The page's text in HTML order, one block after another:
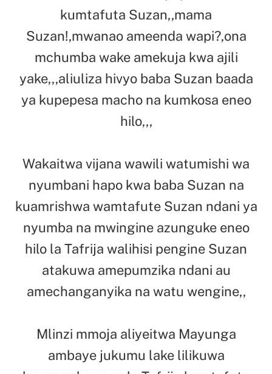
kumtafuta Suzan,,mama
Suzan!,mwanao ameenda wapi?,ona
mchumba wake amekuja kwa ajili
yake,,,aliuliza hivyo baba Suzan baada
ya kupepesa macho na kumkosa eneo
hilo,,,
Wakaitwa vijana wawili watumishi wa
nyumbani hapo kwa baba Suzan na
kuamrishwa wamtafute Suzan ndani ya
nyumba na mwingine azunguke eneo
hilo la Tafrija walihisi pengine Suzan
atakuwa amepumzika ndani au
amechanganyika na watu wengine,,
Mlinzi mmoja aliyeitwa Mayunga
ambaye jukumu lake lilikuwa